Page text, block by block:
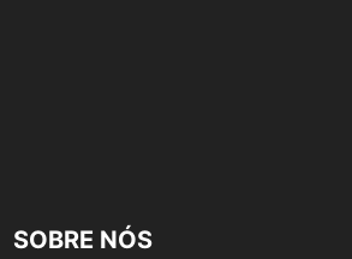
SOBRE NÓS